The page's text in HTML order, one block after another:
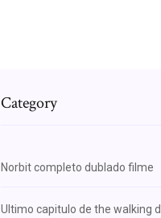
Category
Norbit completo dublado filme
Ultimo capitulo de the walking